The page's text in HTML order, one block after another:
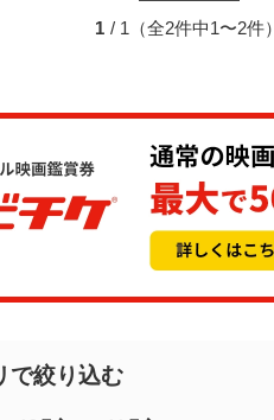
1 / 1（全2件中1〜2件）
で絞り込む